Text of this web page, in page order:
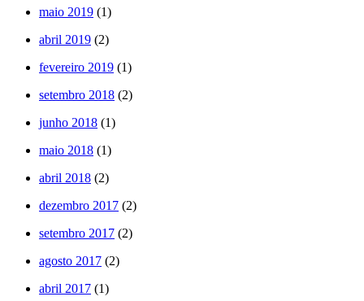
maio 2019 (1)
abril 2019 (2)
fevereiro 2019 (1)
setembro 2018 (2)
junho 2018 (1)
maio 2018 (1)
abril 2018 (2)
dezembro 2017 (2)
setembro 2017 (2)
agosto 2017 (2)
abril 2017 (1)